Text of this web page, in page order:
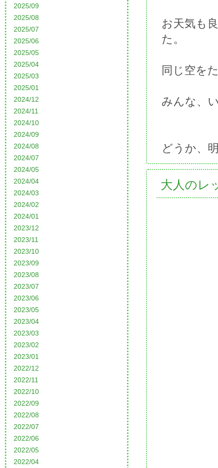
2025/09
2025/08
2025/07
2025/06
2025/05
2025/04
2025/03
2025/01
2024/12
2024/11
2024/10
2024/09
2024/08
2024/07
2024/05
2024/04
2024/03
2024/02
2024/01
2023/12
2023/11
2023/10
2023/09
2023/08
2023/07
2023/06
2023/05
2023/04
2023/03
2023/02
2023/01
2022/12
2022/11
2022/10
2022/09
2022/08
2022/07
2022/06
2022/05
2022/04
お天気も
た。
同じ空を
みんな、
どうか、
大人のレ